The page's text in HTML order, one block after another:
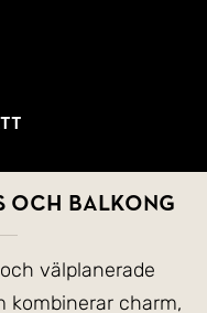
och balkong
välplanerade
kombinerar charm,